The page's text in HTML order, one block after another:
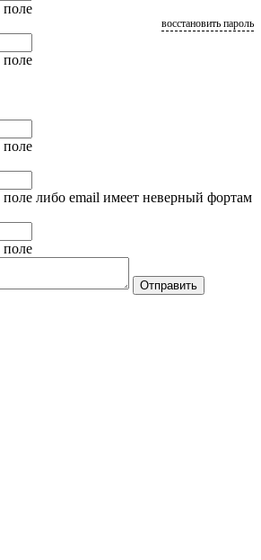
восстановить пароль
либо email имеет неверный фортам
Отправить